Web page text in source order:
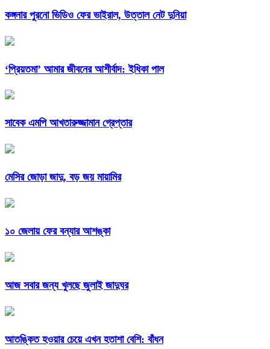
কঙ্গনার পুরনো ভিডিও ফের ভাইরাল, উত্তাল নেট দুনিয়া
‘প্রিয়তমা’ আমার জীবনের আশীর্বাদ: ইধিকা পাল
সাবেক এমপি আখতারুজ্জামান গ্রেপ্তার
মেসির জোড়া জাদু, বড় জয় মায়ামির
১০ জেলায় ফের বন্যার আশঙ্কা
আজ সবার জন্য খুলছে জুলাই জাদুঘর
আতঙ্কিত হওয়ার চেয়ে এখন হতাশা বেশি: বাঁধন